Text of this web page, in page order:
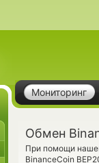
Мониторинг
Обмен
При помощи
BinanceCoin